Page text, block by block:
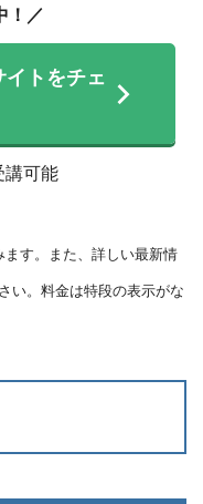
！／
イトをチェ
可能
す。また、詳しい最新情
い。料金は特段の表示がな